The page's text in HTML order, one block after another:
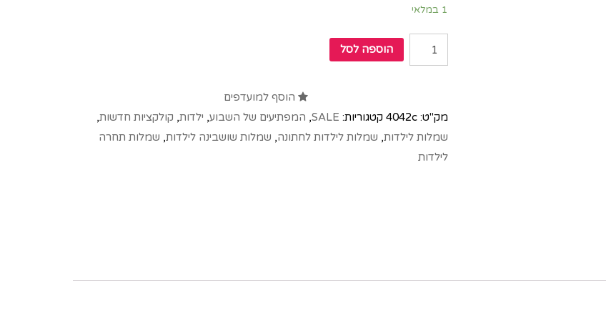
1 במלאי
הוספה לסל
הוסף למועדפים
מק"ט: 4042c קטגוריות: SALE
, המפתיעים של השבוע, ילדות, קולקציות חדשות,
שמלות לילדות, שמלות לילדות לחתונה, שמלות שושבינה לילדות, שמלות תחרה
לילדות